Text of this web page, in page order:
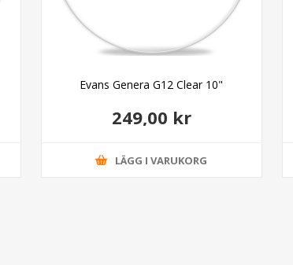
Evans Genera G12 Clear 10"
249,00 kr
LÄGG I VARUKORG